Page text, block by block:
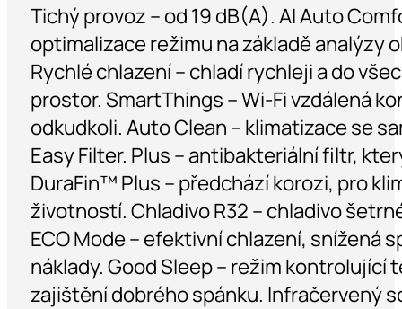
Tichý provoz – od 19 dB(A). AI Auto
optimalizace režimu na základě analýzy
Rychlé chlazení – chladí rychleji a do
prostor. SmartThings – Wi-Fi vzdálená
odkudkoli. Auto Clean – klimatizace se
Easy Filter. Plus – antibakteriální filtr,
DuraFin™ Plus – předchází korozi, pro
životností. Chladivo R32 – chladivo
ECO Mode – efektivní chlazení, snížená
náklady. Good Sleep – režim
zajištění dobrého spánku. Infračervený